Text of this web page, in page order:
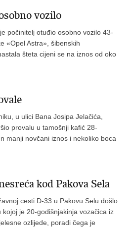
vozilo
počinitelj otuđio osobno vozilo 43-
«Opel Astra», šibenskih
šteta cijeni se na iznos od oko
u ulici Bana Josipa Jelačića,
provalu u tamošnji kafić 28-
manji novčani iznos i nekoliko boca
kod Pakova Sela
cesti D-33 u Pakovu Selu došlo
je 20-godišnjakinja vozačica iz
ozlijede, poradi čega je